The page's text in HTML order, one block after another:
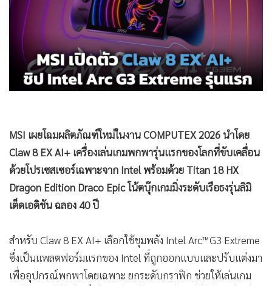
•
Good health & Well-being
Green Innovation & SD
Management & HR
MGR Live
Infographic
• กีฬา
•
ต่างประเทศ
•
Special Scoop
• เศรษฐกิจ-ธุรกิจ
• ชุมชน-คุณภาพชีวิต
• อาชญากรรม
• Motoring
84